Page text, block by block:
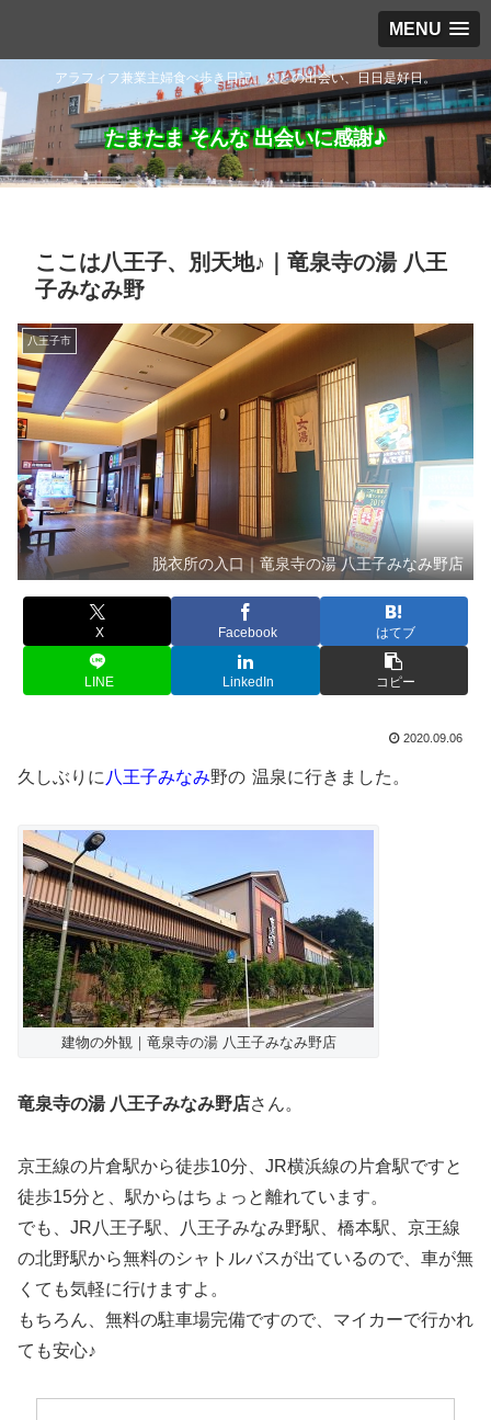
MENU
アラフィフ兼業主婦食べ歩き日記。人との出会い、日日是好日。
たまたま そんな 出会いに感謝♪
ここは八王子、別天地♪｜竜泉寺の湯 八王
子みなみ野
八王子市
脱衣所の入口｜竜泉寺の湯 八王子みなみ野店
X Facebook はてブ
LINE LinkedIn コピー
2020.09.06
久しぶりに 八王子みなみ野の 温泉に行きました。
建物の外観｜竜泉寺の湯 八王子みなみ野店
竜泉寺の湯 八王子みなみ野店さん。
京王線の片倉駅から徒歩10分、JR横浜線の片倉駅ですと
徒歩15分と、駅からはちょっと離れています。
でも、JR八王子駅、八王子みなみ野駅、橋本駅、京王線
の北野駅から無料のシャトルバスが出ているので、車が無
くても気軽に行けますよ。
もちろん、無料の駐車場完備ですので、マイカーで行かれ
ても安心♪